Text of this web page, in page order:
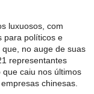
luxuosos, com
para políticos e
no auge de suas
representantes
caiu nos últimos
chinesas.